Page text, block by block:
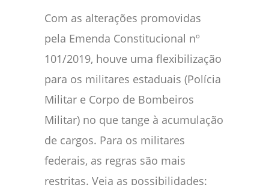
Com as alterações promovidas
pela Emenda Constitucional nº
101/2019, houve uma flexibilização
para os militares estaduais (Polícia
Militar e Corpo de Bombeiros
Militar) no que tange à acumulação
de cargos. Para os militares
federais, as regras são mais
restritas. Veja as possibilidades: